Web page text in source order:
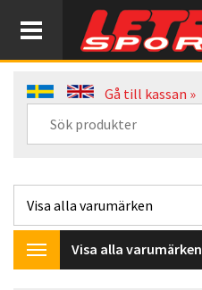
Gå till kassan »
Toggle
navigation
Visa alla varumärken